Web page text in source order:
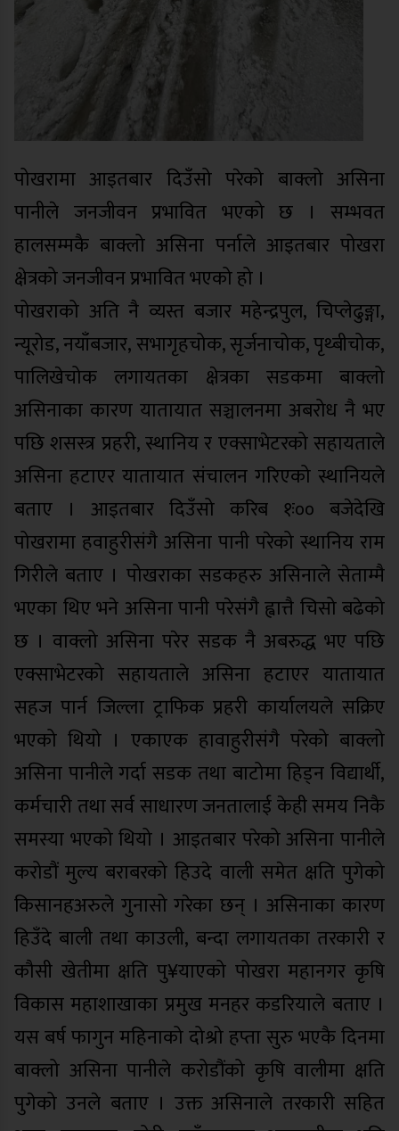
पोखरामा आइतबार दिउँसो परेको बाक्लो असिना
पानीले जनजीवन प्रभावित भएको छ । सम्भवत
हालसम्मकै बाक्लो असिना पर्नाले आइतबार पोखरा
क्षेत्रको जनजीवन प्रभावित भएको हो ।
पोखराको अति नै व्यस्त बजार महेन्द्रपुल, चिप्लेढुङ्गा,
न्यूरोड, नयाँबजार, सभागृहचोक, सृर्जनाचोक, पृथ्बीचोक,
पालिखेचोक लगायतका क्षेत्रका सडकमा बाक्लो
असिनाका कारण यातायात सञ्चालनमा अबरोध नै भए
पछि शसस्त्र प्रहरी, स्थानिय र एक्साभेटरको सहायताले
असिना हटाएर यातायात संचालन गरिएको स्थानियले
बताए । आइतबार दिउँसो करिब १ः०० बजेदेखि
पोखरामा हवाहुरीसंगै असिना पानी परेको स्थानिय राम
गिरीले बताए । पोखराका सडकहरु असिनाले सेताम्मै
भएका थिए भने असिना पानी परेसंगै ह्वात्तै चिसो बढेको
छ । वाक्लो असिना परेर सडक नै अबरुद्ध भए पछि
एक्साभेटरको सहायताले असिना हटाएर यातायात
सहज पार्न जिल्ला ट्राफिक प्रहरी कार्यालयले सक्रिए
भएको थियो । एकाएक हावाहुरीसंगै परेको बाक्लो
असिना पानीले गर्दा सडक तथा बाटोमा हिड्न विद्यार्थी,
कर्मचारी तथा सर्व साधारण जनतालाई केही समय निकै
समस्या भएको थियो । आइतबार परेको असिना पानीले
करोडौं मुल्य बराबरको हिउदे वाली समेत क्षति पुगेको
किसानहअरुले गुनासो गरेका छन् । असिनाका कारण
हिउँदे बाली तथा काउली, बन्दा लगायतका तरकारी र
कौसी खेतीमा क्षति पु¥याएको पोखरा महानगर कृषि
विकास महाशाखाका प्रमुख मनहर कडरियाले बताए ।
यस बर्ष फागुन महिनाको दोश्रो हप्ता सुरु भएकै दिनमा
बाक्लो असिना पानीले करोडौंको कृषि वालीमा क्षति
पुगेको उनले बताए । उक्त असिनाले तरकारी सहित